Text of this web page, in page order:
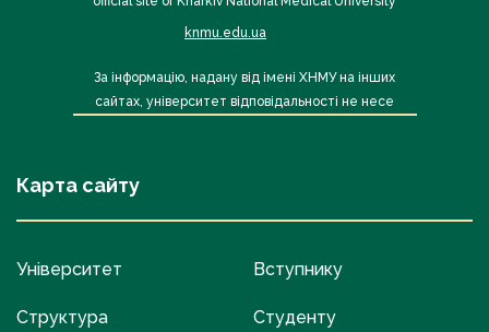
knmu.edu.ua
За інформацію, надану від імені ХНМУ на інших
сайтах, університет відповідальності не несе
Карта сайту
Університет
Структура
Вступнику
Студенту